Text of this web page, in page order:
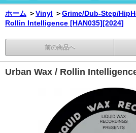
ホーム ＞Vinyl ＞Grime/Dub-Step/
Rollin Intelligence [HAN035][2024]
前の商品へ
Urban Wax / Rollin